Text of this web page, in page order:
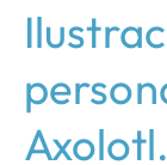
Axolotl.
Ilustración
divertida
personaje
Basado
en
un